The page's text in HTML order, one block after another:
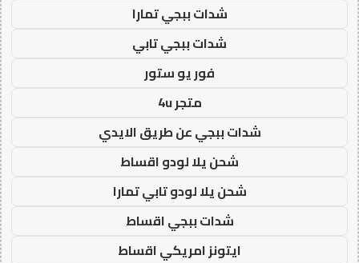
شدات ببجي تمارا
شدات ببجي تابي
فور يو ستور
متجر 4u
شدات ببجي عن طريق الايدي
شحن يلا لودو اقساط
شحن يلا لودو تابي تمارا
شدات ببجي اقساط
ايتونز امريكي اقساط